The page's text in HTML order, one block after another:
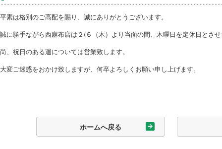
平素は格別のご高配を賜り、誠にありがとうございます。
誠に勝手ながら西麻布店は２/６（木）より当面の間、木曜日を定休日とさ
尚、祝日のある週については営業致します。
大変ご迷惑をおかけ致しますが、何卒よろしくお願い申し上げます。
ホームへ戻る